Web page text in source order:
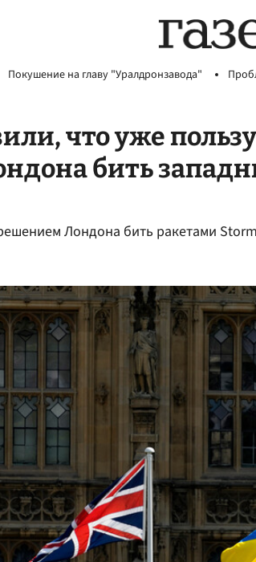
Покушение на главу "Уралдронзавода"
что уже
бить
Лондона бить ракетами